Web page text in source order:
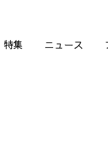
特集 ニュース